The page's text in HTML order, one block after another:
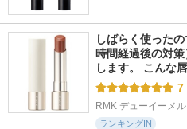
しばらく使った
時間経過後の対
します。 こんな
7
RMK デューイーメ
ランキングIN